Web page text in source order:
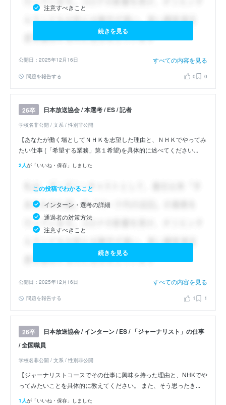
注意すべきこと
続きを見る
公開日：2025年12月16日 すべての内容を見る
問題を報告する 0 0
26卒 日本放送協会 / 本選考 / ES / 記者
学校名非公開 / 文系 / 性別非公開
【あなたが働く場としてＮＨＫを志望した理由と、ＮＨＫでやってみ
たい仕事 (「希望する業務」第１希望)を具体的に述べてください...
2人が「いいね・保存」しました
この投稿でわかること
インターン・選考の詳細
通過者の対策方法
注意すべきこと
続きを見る
公開日：2025年12月16日 すべての内容を見る
問題を報告する 1 1
26卒
日本放送協会 / インターン / ES / 「ジャーナリスト」の仕事
/ 全国職員
学校名非公開 / 文系 / 性別非公開
【ジャーナリストコースでその仕事に興味を持った理由と、NHKでや
ってみたいことを具体的に教えてください。 また、そう思ったき...
1人が「いいね・保存」しました